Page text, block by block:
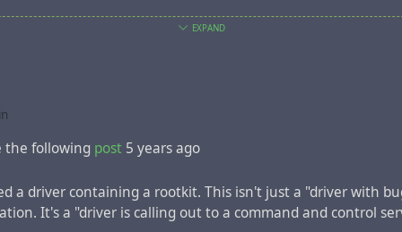
руководство —
ma_media/2021/07/guia-vacuna-
на русский и вывешиваем во всех администрациях!!
ряд, см. в колонке о том, что субъект должен
both socially and economically
EXPAND
the following post 5 years ago
a driver containing a rootkit. This isn't just a "driver with
It's a "driver is calling out to a command and control